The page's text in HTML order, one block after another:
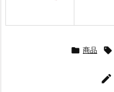
 商品 
